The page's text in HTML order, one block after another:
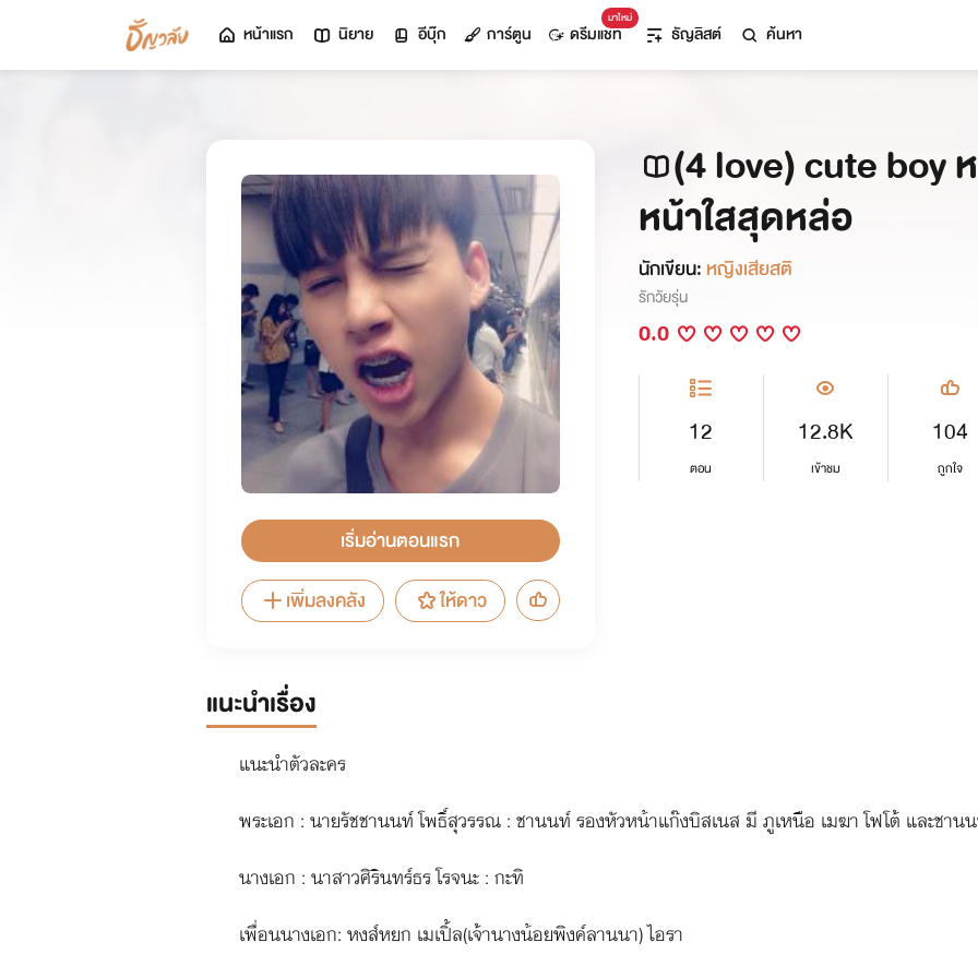
หน้าแรก นิยาย อีบุ๊ก การ์ตูน
มาใหม่
ดรีมแชท ธัญลิสต์ ค้นหา
เริ่มอ่านตอนแรก
เพิ่มลงคลัง
ให้ดาว
(4 love) cute boy
หน้าใสสุดหล่อ
นักเขียน: หญิงเสียสติ
รักวัยรุ่น
0.0
12
ตอน
12.8K
เข้าชม
104
ถูกใจ
แนะนำเรื่อง
แนะนำตัวละคร
พระเอก : นายรัชชานนท์ โพธิ์สุวรรณ : ชานนท์ รองหัวหน้าแก๊งบิสเนส มี ภูเหนือ เมฆา โฟโต้ และชาน
นางเอก : นาสาวศิรินทร์ธร โรจนะ : กะทิ
เพื่อนนางเอก: หงส์หยก เมเปิ้ล(เจ้านางน้อยพิงค์ลานนา) ไอรา